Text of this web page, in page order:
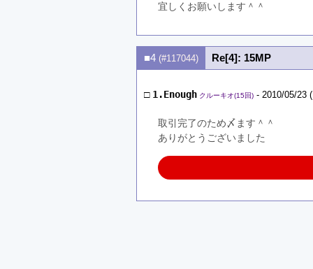
宜しくお願いします＾＾
■4 (#117044) Re[4]: 15MP
□ 1.Enough クルーキオ(15回) - 2010/05/23
取引完了のため〆ます＾＾
ありがとうございました